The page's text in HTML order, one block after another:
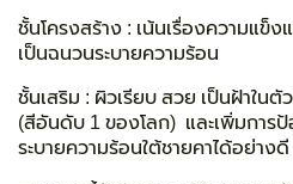
ชั้นโครงสร้าง : เน้นเรื่องความแข็ง
เป็นฉนวนระบายความร้อน
ชั้นเสริม : ผิวเรียบ สวย เป็นฝ้าใน
(สีอันดับ 1 ของโลก) และเพิ่มการ
ระบายความร้อนใต้ชายคาได้อย่างดี